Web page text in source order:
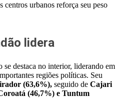
centros urbanos reforça seu peso
lidera
destaca no interior, liderando em
regiões políticas. Seu
(63,6%), seguido de Cajari
(46,7%) e Tuntum